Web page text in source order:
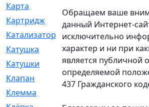
Карта
Картридж
[250]
Катализатор
[1]
Катушка
[2]
Катушки
[291]
Клапан
[375]
Клемма
Обращаем ваше
данный Интернет-
исключительно
характер и ни при
является публичной
определяемой
437 Гражданского